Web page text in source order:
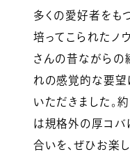
多くの愛好者をも
培ってこられたノ
さんの昔ながらの
れの感覚的な要望
いただきました。
は規格外の厚コバ
合いを、ぜひお楽し